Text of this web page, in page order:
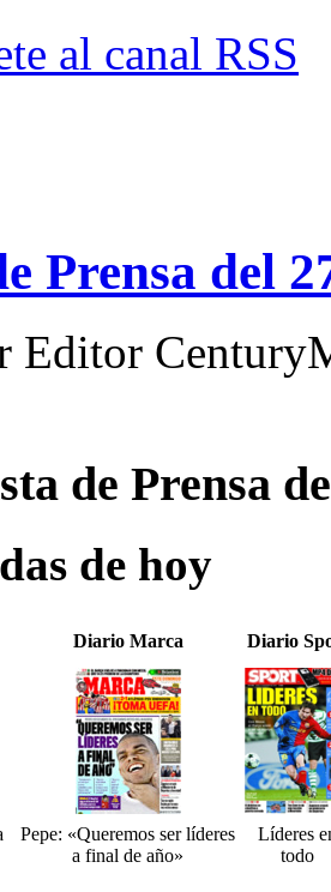
al canal RSS
Prensa del
Editor
de Prensa
de hoy
Diario Marca Diario
Pepe: «Queremos ser líderes
a final de año»
Líderes
todo